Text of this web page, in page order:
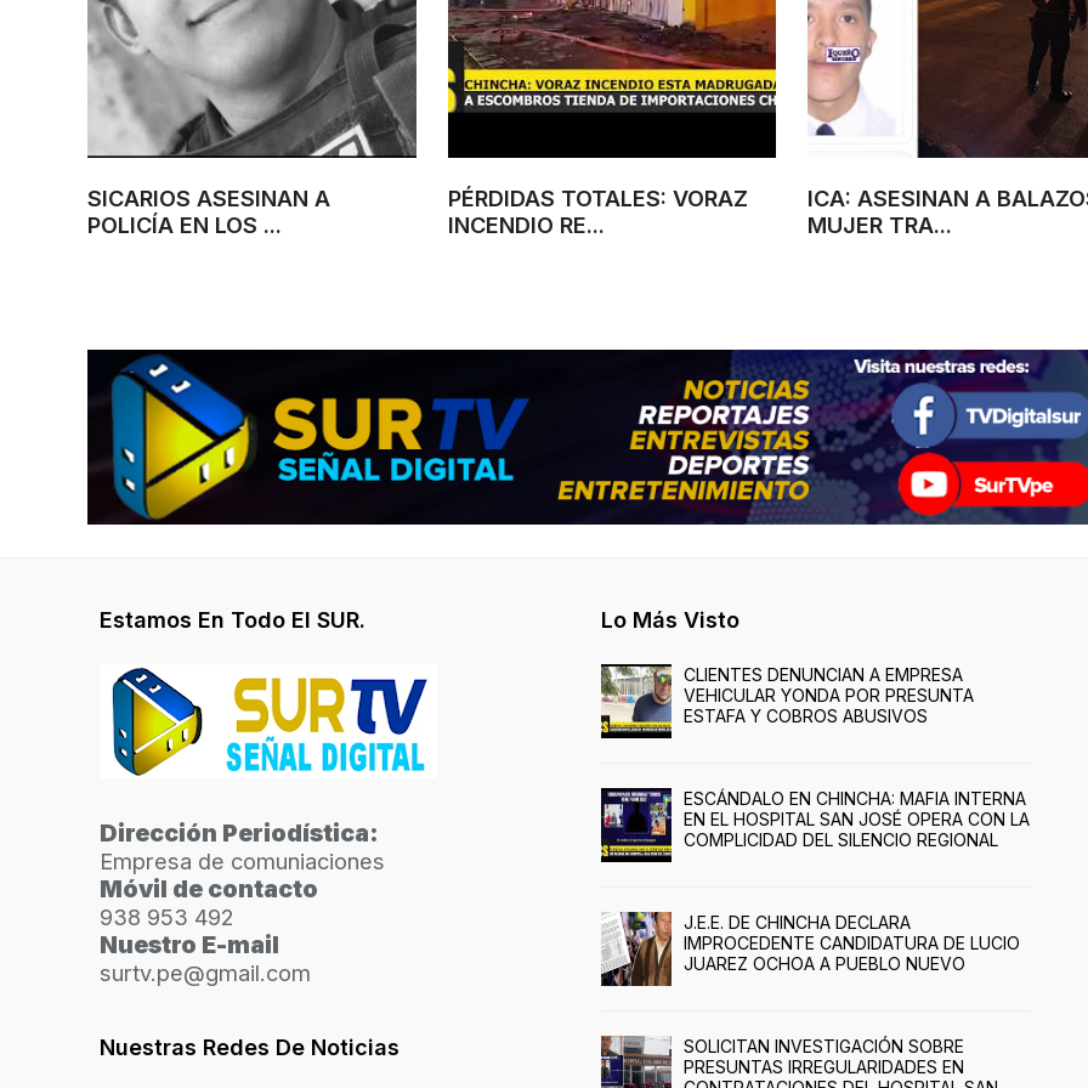
SICARIOS ASESINAN A
POLICÍA EN LOS ...
PÉRDIDAS TOTALES: VORAZ
INCENDIO RE...
ICA: ASESINAN A
MUJER TRA...
Estamos En Todo El SUR.
Dirección Periodística:
Empresa de comuniaciones
Móvil de contacto
938 953 492
Nuestro E-mail
surtv.pe@gmail.com
Nuestras Redes De Noticias
Lo Más Visto
CLIENTES DENUNCIAN A EMPRESA
VEHICULAR YONDA POR PRESUNTA
ESTAFA Y COBROS ABUSIVOS
ESCÁNDALO EN CHINCHA: MAFIA INTERNA
EN EL HOSPITAL SAN JOSÉ OPERA CON LA
COMPLICIDAD DEL SILENCIO REGIONAL
J.E.E. DE CHINCHA DECLARA
IMPROCEDENTE CANDIDATURA DE LUCIO
JUAREZ OCHOA A PUEBLO NUEVO
SOLICITAN INVESTIGACIÓN SOBRE
PRESUNTAS IRREGULARIDADES EN